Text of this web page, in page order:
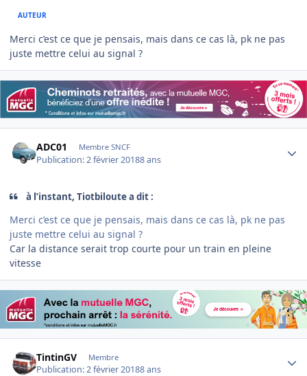
AUTEUR
Merci c’est ce que je pensais, mais dans ce cas là, pk ne pas
juste mettre celui au signal ?
ADC01 Membre SNCF
Publication:2 février 20188 ans
à l’instant, Tiotbiloute a dit :
Merci c’est ce que je pensais, mais dans ce cas là, pk ne pas
juste mettre celui au signal ?
Car la distance serait trop courte pour un train en pleine
vitesse
TintinGV Membre
Publication:2 février 20188 ans